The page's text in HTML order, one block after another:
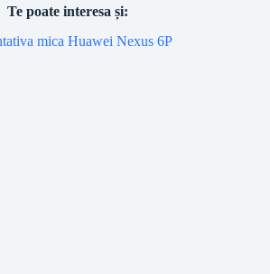
Te poate interesa și: